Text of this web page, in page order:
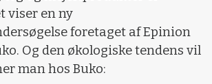
viser en ny
foretaget af Epinion
Og den økologiske tendens vil
man hos Buko: